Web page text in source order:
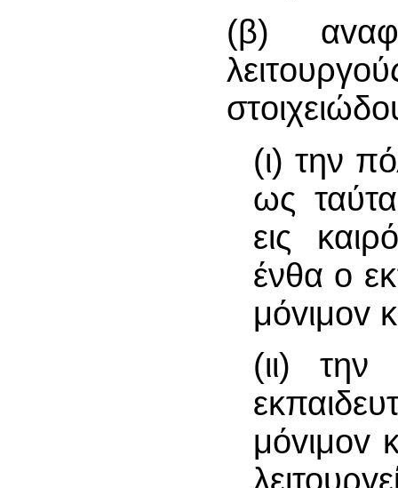
(β)
(ι) την
ως
εις
ένθα o
μόvιμov
(ιι) την
μόvιμov